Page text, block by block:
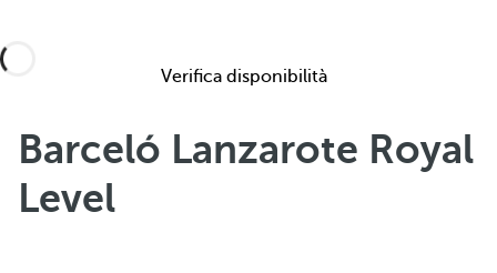
Verifica disponibilità
Barceló Lanzarote Royal
Level